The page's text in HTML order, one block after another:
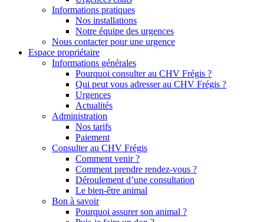
Informations pratiques
Nos installations
Notre équipe des urgences
Nous contacter pour une urgence
Espace propriétaire
Informations générales
Pourquoi consulter au CHV Frégis ?
Qui peut vous adresser au CHV Frégis ?
Urgences
Actualités
Administration
Nos tarifs
Paiement
Consulter au CHV Frégis
Comment venir ?
Comment prendre rendez-vous ?
Déroulement d’une consultation
Le bien-être animal
Bon à savoir
Pourquoi assurer son animal ?